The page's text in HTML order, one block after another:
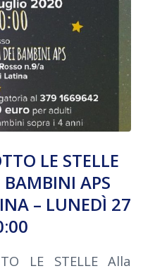
LE STELLE
BAMBINI APS
– LUNEDÌ 27
LE STELLE Alla